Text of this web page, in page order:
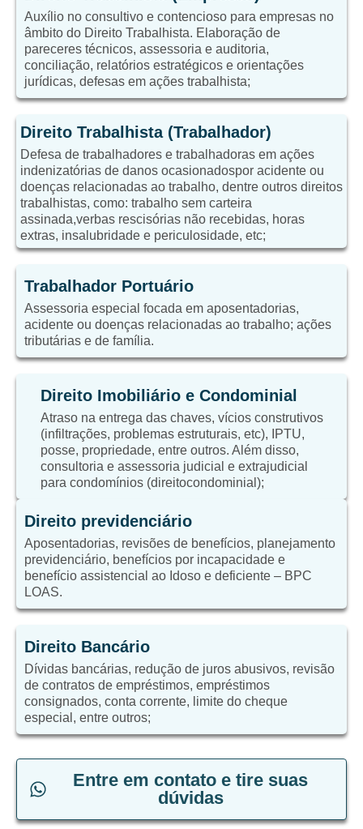
Auxílio no consultivo e contencioso para empresas no
âmbito do Direito Trabalhista. Elaboração de
pareceres técnicos, assessoria e auditoria,
conciliação, relatórios estratégicos e orientações
jurídicas, defesas em ações trabalhista;
Direito Trabalhista (Trabalhador)
Defesa de trabalhadores e trabalhadoras em ações
indenizatórias de danos ocasionadospor acidente ou
doenças relacionadas ao trabalho, dentre outros direitos
trabalhistas, como: trabalho sem carteira
assinada,verbas rescisórias não recebidas, horas
extras, insalubridade e periculosidade, etc;
Trabalhador Portuário
Assessoria especial focada em aposentadorias,
acidente ou doenças relacionadas ao trabalho; ações
tributárias e de família.
Direito Imobiliário e Condominial
Atraso na entrega das chaves, vícios construtivos
(infiltrações, problemas estruturais, etc), IPTU,
posse, propriedade, entre outros. Além disso,
consultoria e assessoria judicial e extrajudicial
para condomínios (direitocondominial);
Direito previdenciário
Aposentadorias, revisões de benefícios, planejamento
previdenciário, benefícios por incapacidade e
benefício assistencial ao Idoso e deficiente – BPC
LOAS.
Direito Bancário
Dívidas bancárias, redução de juros abusivos, revisão
de contratos de empréstimos, empréstimos
consignados, conta corrente, limite do cheque
especial, entre outros;
Entre em contato e tire suas
dúvidas